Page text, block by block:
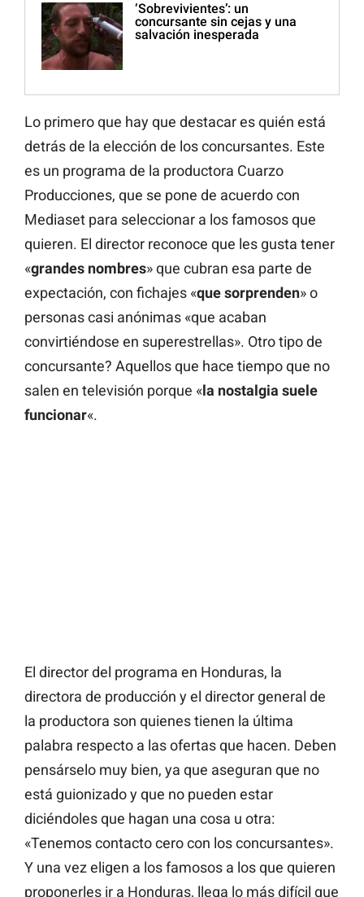
‘Sobrevivientes’: un
concursante sin cejas y una
salvación inesperada
Lo primero que hay que destacar es quién está
detrás de la elección de los concursantes. Este
es un programa de la productora Cuarzo
Producciones, que se pone de acuerdo con
Mediaset para seleccionar a los famosos que
quieren. El director reconoce que les gusta tener
«grandes nombres» que cubran esa parte de
expectación, con fichajes «que sorprenden» o
personas casi anónimas «que acaban
convirtiéndose en superestrellas». Otro tipo de
concursante? Aquellos que hace tiempo que no
salen en televisión porque «la nostalgia suele
funcionar«.
El director del programa en Honduras, la
directora de producción y el director general de
la productora son quienes tienen la última
palabra respecto a las ofertas que hacen. Deben
pensárselo muy bien, ya que aseguran que no
está guionizado y que no pueden estar
diciéndoles que hagan una cosa u otra:
«Tenemos contacto cero con los concursantes».
Y una vez eligen a los famosos a los que quieren
proponerles ir a Honduras, llega lo más difícil que